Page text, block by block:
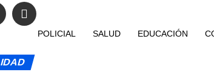
POLICIAL SALUD EDUCACIÓN